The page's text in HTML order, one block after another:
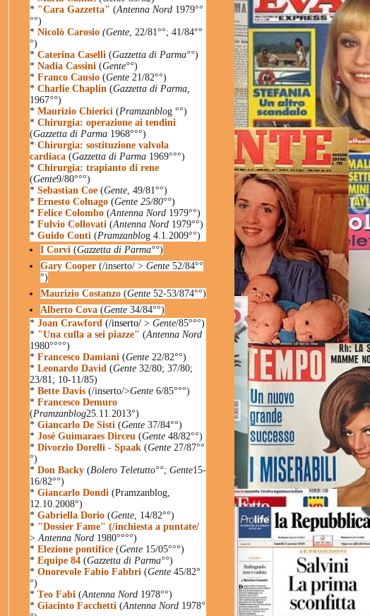
* "Cara Gazzetta" (Antenna Nord 1979°°
°°)
* Nicolò Carosio (Gente, 22/81°°; 41/84°°
°)
* Caterina Caselli (Gazzetta di Parma°°)
* Nadia Cassini (Gente°°)
* Franco Causio (Gente 21/82°°)
* Charlie Chaplin (Gazzetta di Parma,
1967°°)
* Maurizio Chierici (Pramzanblog °°)
* Chirurgia: operazione ai tendini
(Gazzetta di Parma 1968°°°)
* Chirurgia: sostituzione valvola
cardiaca (Gazzetta di Parma 1969°°°)
* Chirurgia: trapianto di rene
(Gente9/80°°°)
* Sebastian Coe (Gente, 49/81°°)
* Ernesto Colnago (Gente 25/80°°)
* Felice Colombo (Antenna Nord 1979°°)
* Fulvio Collovati (Antenna Nord 1979°°)
* Guido Conti (Pramzanblog 4.1.2009°°)
I Corvi (Gazzetta di Parma°°)
Gary Cooper (/inserto/ > Gente 52/84°°
°)
Maurizio Costanzo (Gente 52-53/874°°)
Alberto Cova (Gente 34/84°°)
* Joan Crawford (/inserto/ > Gente/85°°°)
* "Una culla a sei piazze" (Antenna Nord
1980°°°°)
* Francesco Damiani (Gente 22/82°°)
* Leonardo David (Gente 32/80; 37/80;
23/81; 10-11/85)
* Bette Davis (/inserto/>Gente 6/85°°°)
* Francesco Demuro
(Pramzanblog25.11.2013°)
* Giancarlo De Sisti (Gente 37/84°°)
* José Guimaraes Dirceu (Gente 48/82°°)
* Divorzio Dorelli - Spaak (Gente 27/87°°
°)
* Don Backy (Bolero Teletutto°°; Gente15-
16/82°°)
* Giancarlo Dondi (Pramzanblog,
12.10.2008°)
* Gabriella Dorio (Gente, 14/82°°)
* "Dossier Fame" (/inchiesta a puntate/
>Antenna Nord 1980°°°°)
* Elezione pontifice (Gente 15/05°°°)
* Equipe 84 (Gazzetta di Parma°°)
* Onorevole Fabio Fabbri (Gente 45/82°
°)
* Teo Fabi (Antenna Nord 1978°°)
* Giacinto Facchetti (Antenna Nord 1978°